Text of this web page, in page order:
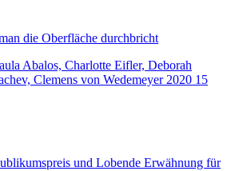
die Oberfläche durchbricht
Abalos, Charlotte Eifler, Deborah
Clemens von Wedemeyer 2020 15
und Lobende Erwähnung für